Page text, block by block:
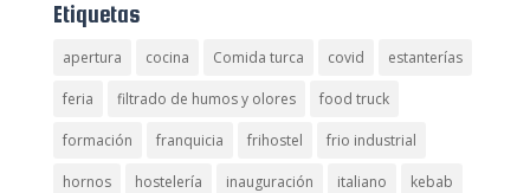
Etiquetas
apertura cocina Comida turca covid estanterías
feria filtrado de humos y olores food truck
formación franquicia frihostel frio industrial
hornos hostelería inauguración italiano kebab